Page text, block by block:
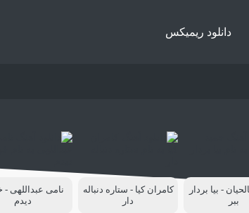
دانلود ریمیکس
- بیا بردار
ببر
کامران کیا - ستاره دنباله
دار
نامی عبداللهی
دیدم